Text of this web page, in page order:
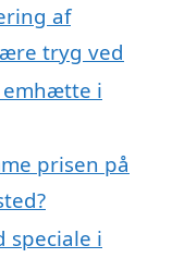
af
tryg ved
emhætte i
prisen på
speciale i